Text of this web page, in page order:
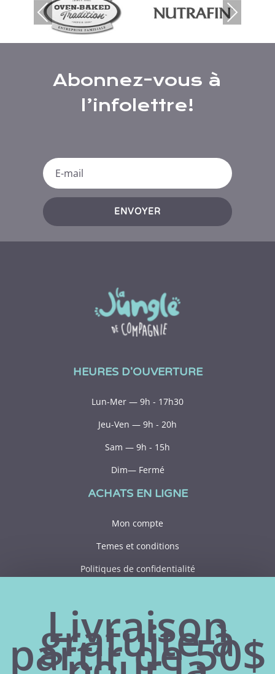
Prev
ious
Nex
t
Abonnez-vous à
l’infolettre!
ENVOYER
HEURES D'OUVERTURE
Lun-Mer — 9h - 17h30
Jeu-Ven — 9h - 20h
Sam — 9h - 15h
Dim— Fermé
ACHATS EN LIGNE
Mon compte
Temes et conditions
Politiques de confidentialité
418 356-1306
182 rue Principale
Saint-Pamphile (Québec)
Livraison
gratuite à
partir de 50$